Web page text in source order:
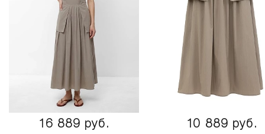
16 889 руб.
10 889 руб.